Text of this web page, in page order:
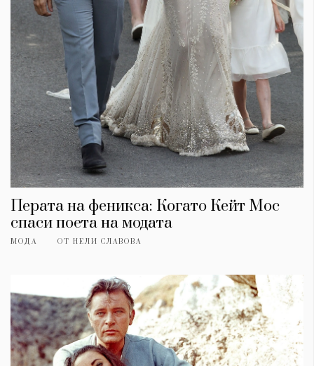
Перата на феникса: Когато Кейт Мос
спаси поета на модата
МОДА ОТ НЕЛИ СЛАВОВА